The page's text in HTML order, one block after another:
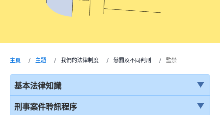
主頁 主題 我們的法律制度 懲罰及不同判刑 監禁
基本法律知識
法治
刑事案件聆訊程序